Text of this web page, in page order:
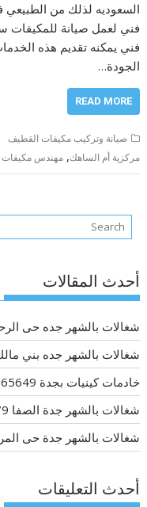
السعوديه لذلك من الطبيعي
فني لعمل صيانة للمكيفات
فني يمكنه تقديم هذه
الجودة…
READ MORE
صيانة وتركيب مكيفات القطيف
مركزية أم الساهك,مهندس مكيفات
أحدث المقالات
شغالات بالشهر جده حى الرحاب
شغالات بالشهر جده بني مالك
خادمات كينيات بجدة 0577265649
شغالات بالشهر جدة الصفا 0571400979
شغالات بالشهر جدة حى المروه
أحدث التعليقات